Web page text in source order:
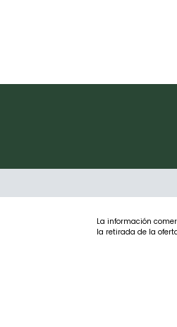
La información
la retirada de la